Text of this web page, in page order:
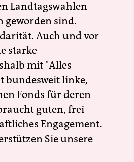
Landtagswahlen
geworden sind.
Auch und vor
starke
mit "Alles
bundesweit linke,
Fonds für deren
guten, frei
Engagement.
Sie unsere